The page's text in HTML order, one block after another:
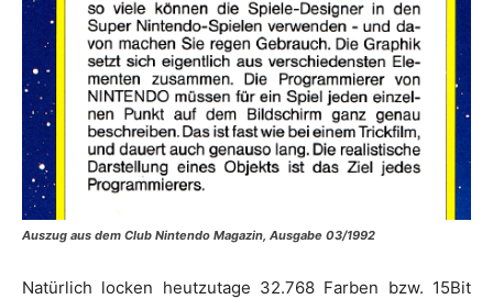
Auszug aus dem Club Nintendo Magazin, Ausgabe 03/1992
Natürlich locken heutzutage 32.768 Farben bzw. 15Bit